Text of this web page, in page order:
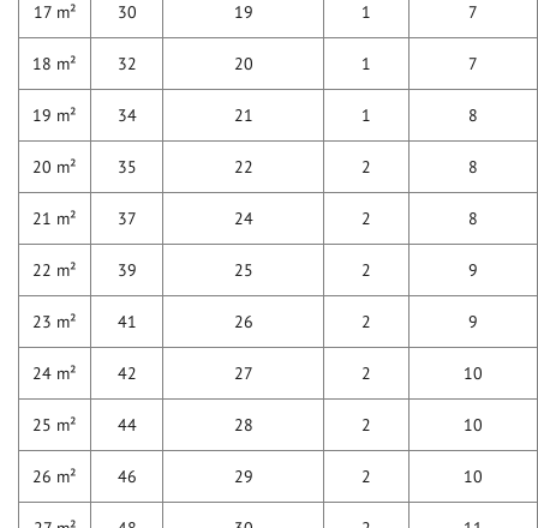
17 m² 30 19 1 7
18 m² 32 20 1 7
19 m² 34 21 1 8
20 m² 35 22 2 8
21 m² 37 24 2 8
22 m² 39 25 2 9
23 m² 41 26 2 9
24 m² 42 27 2 10
25 m² 44 28 2 10
26 m² 46 29 2 10